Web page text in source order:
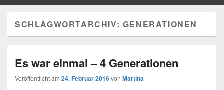
SCHLAGWORTARCHIV: GENERATIONEN
Es war einmal – 4 Generationen
Veröffentlicht am 24. Februar 2016von Martina